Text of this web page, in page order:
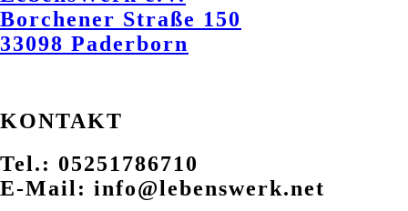
Borchener Straße 150
33098 Paderborn
KONTAKT
Tel.: 05251786710
E-Mail: info@lebenswerk.net